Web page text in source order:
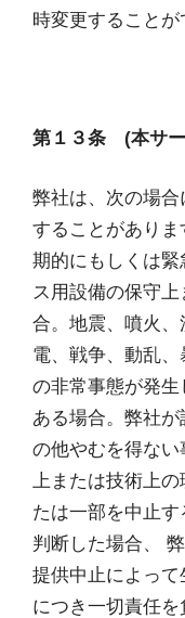
時変更することが
第１３条 (本サ
弊社は、次の場
することがあり
期的にもしくは
ス用設備の保守
合。地震、噴火
電、戦争、動乱
の非常事態が発
ある場合。弊社
の他やむを得な
上または技術上
たは一部を中止
判断した場合、
提供中止によっ
につき一切責任